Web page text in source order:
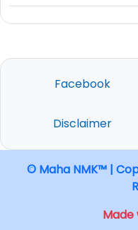
Facebook
Disclaimer
© Maha NMK™ |
Made